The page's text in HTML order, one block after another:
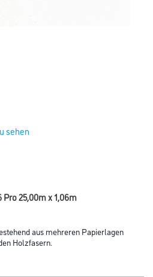
sehen
25,00m x 1,06m
aus mehreren Papierlagen
Holzfasern.